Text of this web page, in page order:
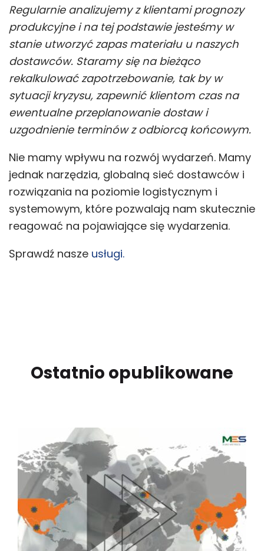
Regularnie analizujemy z klientami prognozy
produkcyjne i na tej podstawie jesteśmy w
stanie utworzyć zapas materiału u naszych
dostawców. Staramy się na bieżąco
rekalkulować zapotrzebowanie, tak by w
sytuacji kryzysu, zapewnić klientom czas na
ewentualne przeplanowanie dostaw i
uzgodnienie terminów z odbiorcą końcowym.
Nie mamy wpływu na rozwój wydarzeń. Mamy
jednak narzędzia, globalną sieć dostawców i
rozwiązania na poziomie logistycznym i
systemowym, które pozwalają nam skutecznie
reagować na pojawiające się wydarzenia.
Sprawdź nasze usługi.
Ostatnio opublikowane